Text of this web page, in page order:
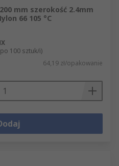
mm szerokość 2.4mm
66 105 °C
100 sztuk/i)
64,19 zł/opakowanie